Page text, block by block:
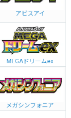
アビスアイ
MEGAドリームex
メガシンフォニア